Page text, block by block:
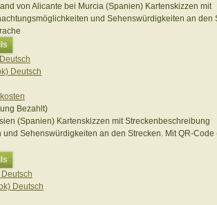
von Alicante bei Murcia (Spanien) Kartenskizzen mit
und Sehenswürdigkeiten an den
Bezahlt)
(Spanien) Kartenskizzen mit Streckenbeschreibung
Sehenswürdigkeiten an den Strecken. Mit QR-Code